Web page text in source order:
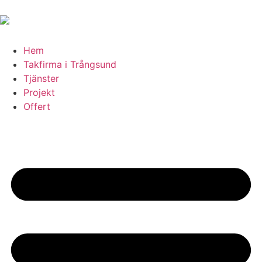
Hem
Takfirma i Trångsund
Tjänster
Projekt
Offert